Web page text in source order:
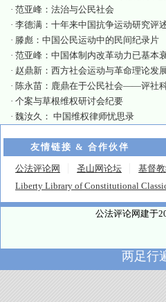
· 范亚峰：法治与公民社会
· 李德满：十年来中国抗争运动研究评
· 滕彪：中国公民运动中的民间纪录片
· 范亚峰：中国体制内改革动力已基本
· 赵鼎新：西方社会运动与革命理论发
· 陈永苗：鹿鼎在于公民社会——评社
· 个案与草根维权研讨会纪要
· 魏汝久： 中国维权律师忧思录
友情链接 & 合作伙伴
公法评论网 圣山网论坛 基督
Liberty Library of Constitutional
公法评论网建于
两足行